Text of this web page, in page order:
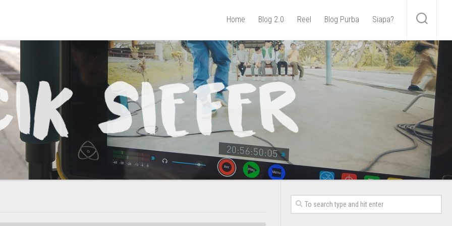
Home Blog 2.0 Reel Blog Purba Siapa?